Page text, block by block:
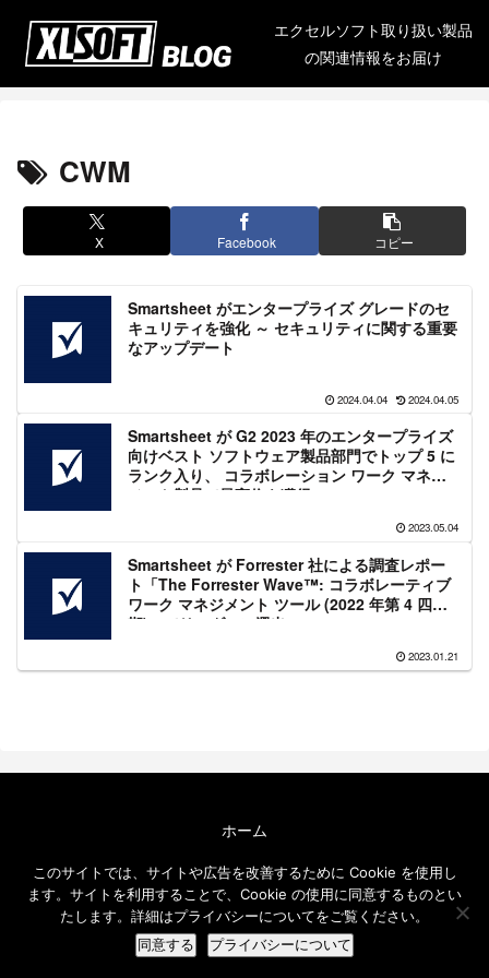
エクセルソフト取り扱い製品
の関連情報をお届け
CWM
X Facebook コピー
Smartsheet がエンタープライズ グレードのセ
キュリティを強化 ～ セキュリティに関する重要
なアップデート
2024.04.04 2024.04.05
Smartsheet が G2 2023 年のエンタープライズ
向けベスト ソフトウェア製品部門でトップ 5 に
ランク入り、 コラボレーション ワーク マネジ
メント製品で最高位を獲得
2023.05.04
Smartsheet が Forrester 社による調査レポー
ト「The Forrester Wave™: コラボレーティブ
ワーク マネジメント ツール (2022 年第 4 四半
期)」でリーダーに選出
2023.01.21
ホーム
免責事項
メールニュース
© 2016-2026 エクセルソフト ブログ.
このサイトでは、サイトや広告を改善するために Cookie を使用し
ます。サイトを利用することで、Cookie の使用に同意するものとい
たします。詳細はプライバシーについてをご覧ください。
同意する プライバシーについて